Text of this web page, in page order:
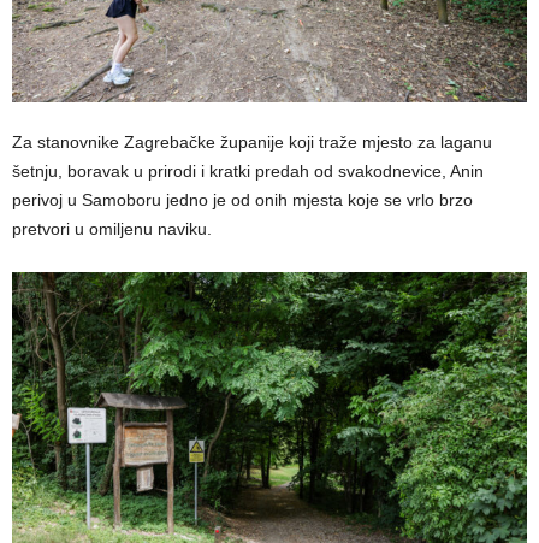
Za stanovnike Zagrebačke županije koji traže mjesto za laganu
šetnju, boravak u prirodi i kratki predah od svakodnevice, Anin
perivoj u Samoboru jedno je od onih mjesta koje se vrlo brzo
pretvori u omiljenu naviku.